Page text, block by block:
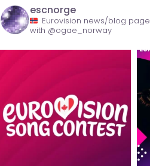
escnorge
Eurovision news/blog page
with @ogae_norway